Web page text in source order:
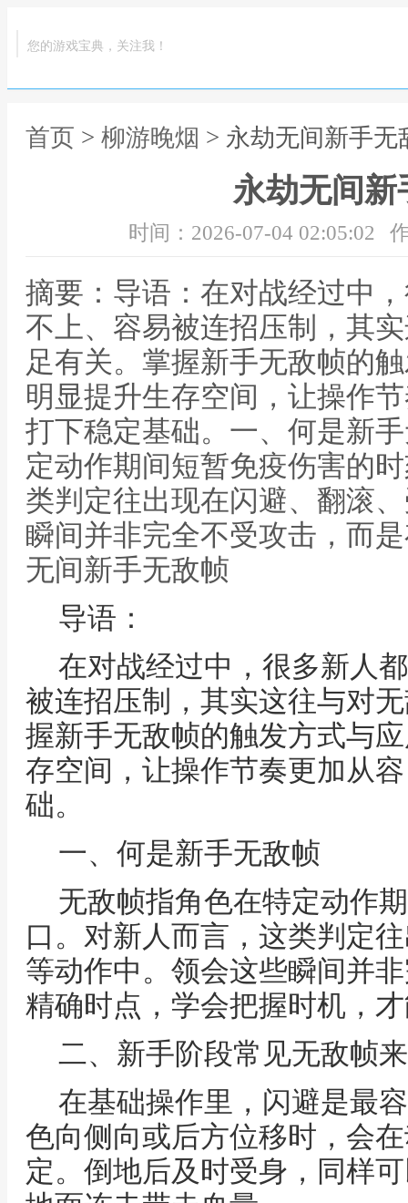
您的游戏宝典，关注我！
首页 > 柳游晚烟 > 永劫无间新手无
永劫无间新
时间：2026-07-04 02:05:02
摘要：导语：在对战经过中
不上、容易被连招压制，其
足有关。掌握新手无敌帧的
明显提升生存空间，让操作
打下稳定基础。一、何是新
定动作期间短暂免疫伤害的
类判定往出现在闪避、翻滚
瞬间并非完全不受攻击，而
无间新手无敌帧
导语：
在对战经过中，很多新人
被连招压制，其实这往与对
握新手无敌帧的触发方式与
存空间，让操作节奏更加从
础。
一、何是新手无敌帧
无敌帧指角色在特定动作
口。对新人而言，这类判定
等动作中。领会这些瞬间并
精确时点，学会把握时机，
二、新手阶段常见无敌帧
在基础操作里，闪避是最
色向侧向或后方位移时，会
定。倒地后及时受身，同样